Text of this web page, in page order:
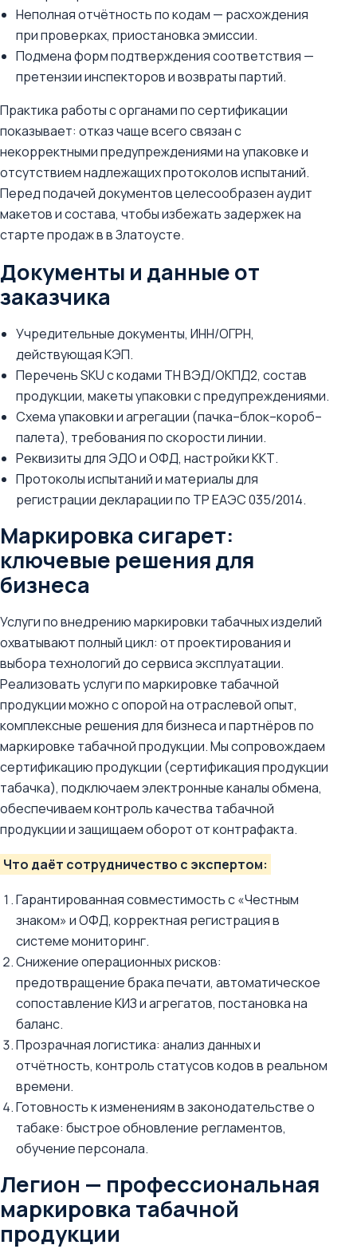
Неполная отчётность по кодам — расхождения
при проверках, приостановка эмиссии.
Подмена форм подтверждения соответствия —
претензии инспекторов и возвраты партий.
Практика работы с органами по сертификации
показывает: отказ чаще всего связан с
некорректными предупреждениями на упаковке и
отсутствием надлежащих протоколов испытаний.
Перед подачей документов целесообразен аудит
макетов и состава, чтобы избежать задержек на
старте продаж в в Златоусте.
Документы и данные от
заказчика
Учредительные документы, ИНН/ОГРН,
действующая КЭП.
Перечень SKU с кодами ТН ВЭД/ОКПД2, состав
продукции, макеты упаковки с предупреждениями.
Схема упаковки и агрегации (пачка–блок–короб–
палета), требования по скорости линии.
Реквизиты для ЭДО и ОФД, настройки ККТ.
Протоколы испытаний и материалы для
регистрации декларации по ТР ЕАЭС 035/2014.
Маркировка сигарет:
ключевые решения для
бизнеса
Услуги по внедрению маркировки табачных изделий
охватывают полный цикл: от проектирования и
выбора технологий до сервиса эксплуатации.
Реализовать услуги по маркировке табачной
продукции можно с опорой на отраслевой опыт,
комплексные решения для бизнеса и партнёров по
маркировке табачной продукции. Мы сопровождаем
сертификацию продукции (сертификация продукции
табачка), подключаем электронные каналы обмена,
обеспечиваем контроль качества табачной
продукции и защищаем оборот от контрафакта.
Что даёт сотрудничество с экспертом:
Гарантированная совместимость с «Честным
знаком» и ОФД, корректная регистрация в
системе мониторинг.
Снижение операционных рисков:
предотвращение брака печати, автоматическое
сопоставление КИЗ и агрегатов, постановка на
баланс.
Прозрачная логистика: анализ данных и
отчётность, контроль статусов кодов в реальном
времени.
Готовность к изменениям в законодательстве о
табаке: быстрое обновление регламентов,
обучение персонала.
Легион — профессиональная
маркировка табачной
продукции